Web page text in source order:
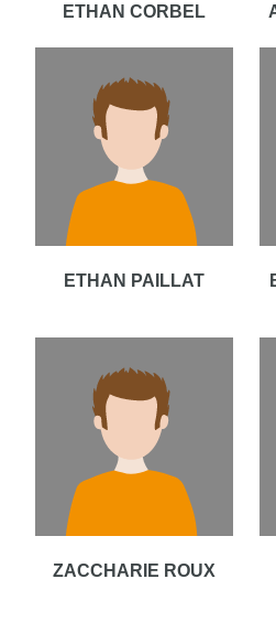
ETHAN CORBEL
ETHAN PAILLAT
ZACCHARIE ROUX